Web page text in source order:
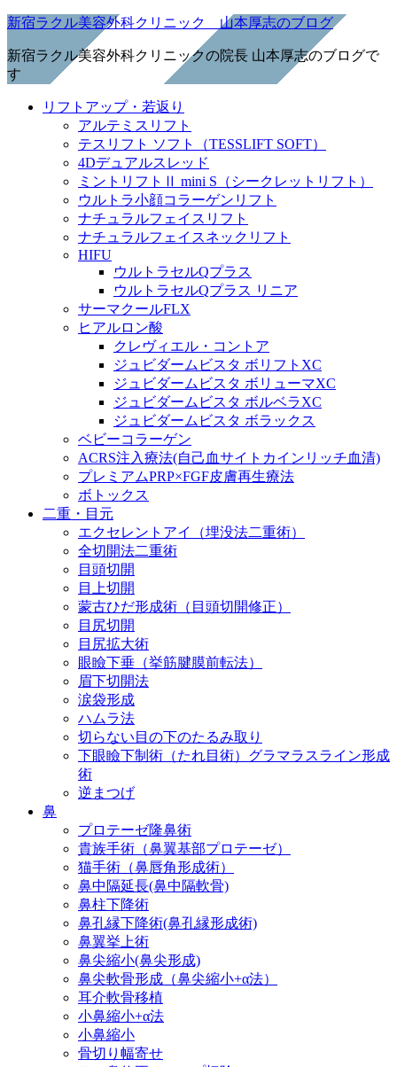
新宿ラクル美容外科クリニック 山本厚志のブログ
新宿ラクル美容外科クリニックの院長 山本厚志のブログで
す
リフトアップ・若返り
アルテミスリフト
テスリフト ソフト（TESSLIFT SOFT）
4Dデュアルスレッド
ミントリフトⅡ mini S（シークレットリフト）
ウルトラ小顔コラーゲンリフト
ナチュラルフェイスリフト
ナチュラルフェイスネックリフト
HIFU
ウルトラセルQプラス
ウルトラセルQプラス リニア
サーマクールFLX
ヒアルロン酸
クレヴィエル・コントア
ジュビダームビスタ ボリフトXC
ジュビダームビスタ ボリューマXC
ジュビダームビスタ ボルベラXC
ジュビダームビスタ ボラックス
ベビーコラーゲン
ACRS注入療法(自己血サイトカインリッチ血清)
プレミアムPRP×FGF皮膚再生療法
ボトックス
二重・目元
エクセレントアイ（埋没法二重術）
全切開法二重術
目頭切開
目上切開
蒙古ひだ形成術（目頭切開修正）
目尻切開
目尻拡大術
眼瞼下垂（挙筋腱膜前転法）
眉下切開法
涙袋形成
ハムラ法
切らない目の下のたるみ取り
下眼瞼下制術（たれ目術）グラマラスライン形成
術
逆まつげ
鼻
プロテーゼ隆鼻術
貴族手術（鼻翼基部プロテーゼ）
猫手術（鼻唇角形成術）
鼻中隔延長(鼻中隔軟骨)
鼻柱下降術
鼻孔縁下降術(鼻孔縁形成術)
鼻翼挙上術
鼻尖縮小(鼻尖形成)
鼻尖軟骨形成（鼻尖縮小+α法）
耳介軟骨移植
小鼻縮小+α法
小鼻縮小
骨切り幅寄せ